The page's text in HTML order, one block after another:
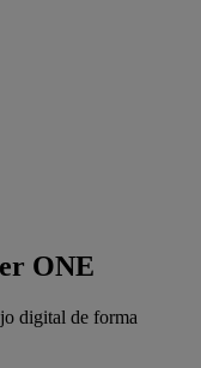
ONE
digital de forma